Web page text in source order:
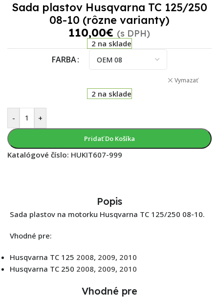
Sada plastov Husqvarna TC 125/250
08-10 (rôzne varianty)
110,00€ (s DPH)
2 na sklade
FARBA
Vymazať
2 na sklade
- +
Pridať Do Košíka
Katalógové číslo: HUKIT607-999
Popis
Sada plastov na motorku Husqvarna TC 125/250 08-10.
Vhodné pre:
Husqvarna TC 125 2008, 2009, 2010
Husqvarna TC 250 2008, 2009, 2010
Vhodné pre